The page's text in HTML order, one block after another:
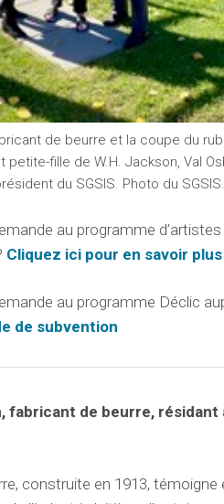
de beurre et la coupe du
petite-fille de W.H. Jackson, Val
du SGSIS. Photo du SGSIS.
au programme
Cliquez ici pour en savoir plus
au programme Déclic
de subvention
fabricant de beurre, résidant
construite en 1913,